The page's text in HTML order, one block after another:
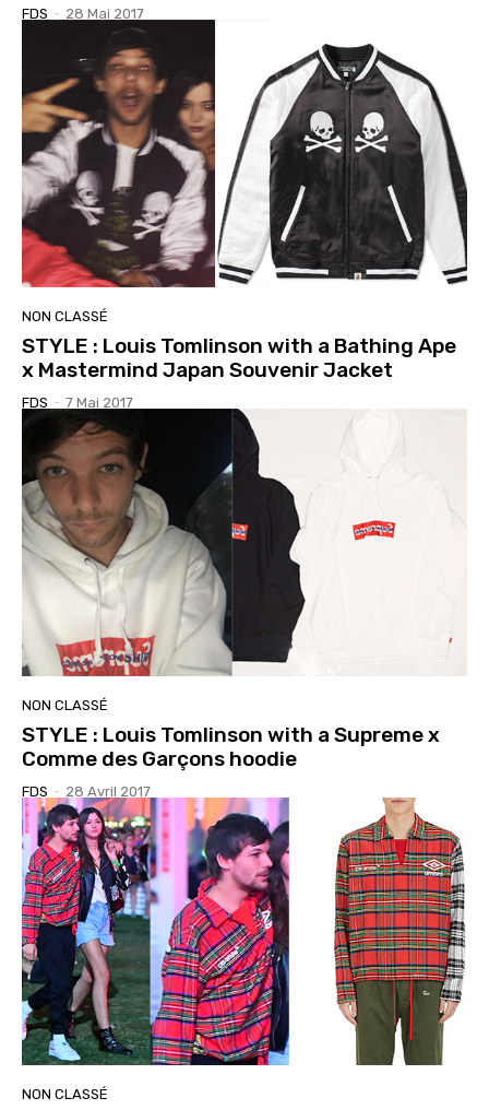
FDS - 28 Mai 2017
NON CLASSÉ
STYLE : Louis Tomlinson with a Bathing Ape
x Mastermind Japan Souvenir Jacket
FDS - 7 Mai 2017
NON CLASSÉ
STYLE : Louis Tomlinson with a Supreme x
Comme des Garçons hoodie
FDS - 28 Avril 2017
NON CLASSÉ